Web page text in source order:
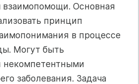
взаимопомощи. Основная
принцип
в процессе
Могут быть
заболевания. Задача